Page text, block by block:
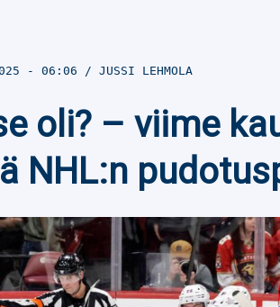
- 06:06 JUSSI LEHMOLA
oli? – viime
NHL:n